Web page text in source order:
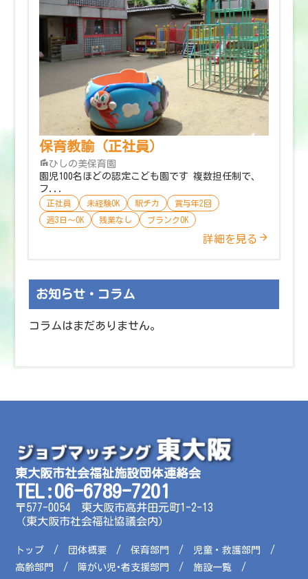
保育教諭（正社員）
ひしの美保育園
園児100名ほどの認定こども園です 複数担任制で、
フ...
正社員 未経験OK 駅チカ
賞与年2回
週3日〜OK
残業なし ブランクOK
詳細を見る
お知らせ・コラム
コラムはまだありません。
東大阪市社会福祉施設団体連絡会
TEL:06-6789-7201
〒577-0054 東大阪市高井田元町1-2-13
（東大阪市社会福祉協議会内）
トップ 団体概要 保育部門
児童・救護部門
高齢部門
障がい児･者支援部門 施設一覧